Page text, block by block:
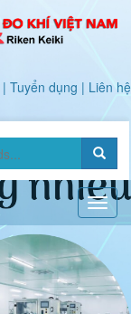
| Tuyển dụng | Liên hệ